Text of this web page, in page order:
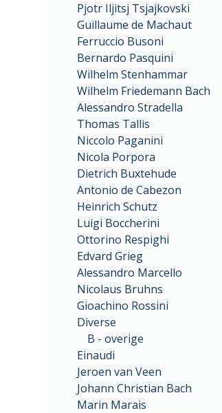
Pjotr Iljitsj Tsjajkovski
Guillaume de Machaut
Ferruccio Busoni
Bernardo Pasquini
Wilhelm Stenhammar
Wilhelm Friedemann Bach
Alessandro Stradella
Thomas Tallis
Niccolo Paganini
Nicola Porpora
Dietrich Buxtehude
Antonio de Cabezon
Heinrich Schutz
Luigi Boccherini
Ottorino Respighi
Edvard Grieg
Alessandro Marcello
Nicolaus Bruhns
Gioachino Rossini
Diverse
B - overige
Einaudi
Jeroen van Veen
Johann Christian Bach
Marin Marais